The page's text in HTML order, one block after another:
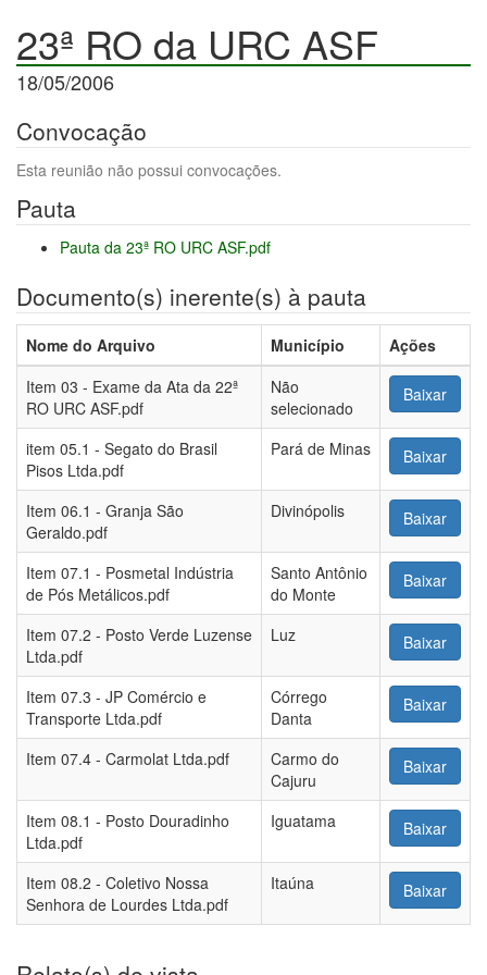
23ª RO da URC ASF
18/05/2006
Convocação
Esta reunião não possui convocações.
Pauta
Pauta da 23ª RO URC ASF.pdf
Documento(s) inerente(s) à pauta
Nome do Arquivo Município
Ações
Item 03 - Exame da Ata da 22ª
RO URC ASF.pdf
Não
selecionado
Baixar
item 05.1 - Segato do Brasil
Pisos Ltda.pdf
Pará de Minas Baixar
Item 06.1 - Granja São
Geraldo.pdf
Divinópolis Baixar
Item 07.1 - Posmetal Indústria
de Pós Metálicos.pdf
Santo Antônio
do Monte
Baixar
Item 07.2 - Posto Verde Luzense
Ltda.pdf
Luz Baixar
Item 07.3 - JP Comércio e
Transporte Ltda.pdf
Córrego
Danta
Baixar
Item 07.4 - Carmolat Ltda.pdf
Carmo do
Cajuru
Baixar
Item 08.1 - Posto Douradinho
Ltda.pdf
Iguatama Baixar
Item 08.2 - Coletivo Nossa
Senhora de Lourdes Ltda.pdf
Itaúna Baixar